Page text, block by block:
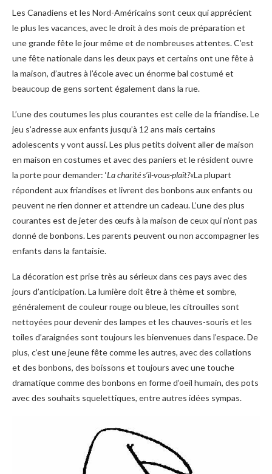
Les Canadiens et les Nord-Américains sont ceux qui apprécient
le plus les vacances, avec le droit à des mois de préparation et
une grande fête le jour même et de nombreuses attentes. C’est
une fête nationale dans les deux pays et certains ont une fête à
la maison, d’autres à l’école avec un énorme bal costumé et
beaucoup de gens sortent également dans la rue.
L’une des coutumes les plus courantes est celle de la friandise. Le
jeu s’adresse aux enfants jusqu’à 12 ans mais certains
adolescents y vont aussi. Les plus petits doivent aller de maison
en maison en costumes et avec des paniers et le résident ouvre
la porte pour demander: ‘La charité s’il-vous-plaît?«La plupart
répondent aux friandises et livrent des bonbons aux enfants ou
peuvent ne rien donner et attendre un cadeau. L’une des plus
courantes est de jeter des œufs à la maison de ceux qui n’ont pas
donné de bonbons. Les parents peuvent ou non accompagner les
enfants dans la fantaisie.
La décoration est prise très au sérieux dans ces pays avec des
jours d’anticipation. La lumière doit être à thème et sombre,
généralement de couleur rouge ou bleue, les citrouilles sont
nettoyées pour devenir des lampes et les chauves-souris et les
toiles d’araignées sont toujours les bienvenues dans l’espace. De
plus, c’est une jeune fête comme les autres, avec des collations
et des bonbons, des boissons et toujours avec une touche
dramatique comme des bonbons en forme d’oeil humain, des pots
avec des souhaits squelettiques, entre autres idées sympas.